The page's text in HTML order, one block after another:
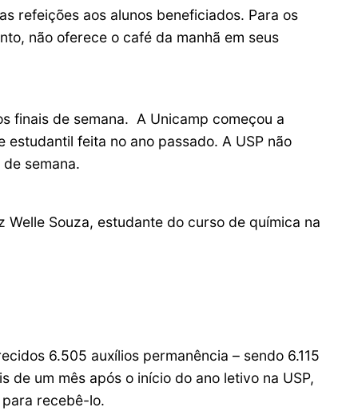
refeições aos alunos beneficiados. Para os
não oferece o café da manhã em seus
finais de semana. A Unicamp começou a
feita no ano passado. A USP não
semana.
Welle Souza, estudante do curso de química na
6.505 auxílios permanência – sendo 6.115
um mês após o início do ano letivo na USP,
recebê-lo.